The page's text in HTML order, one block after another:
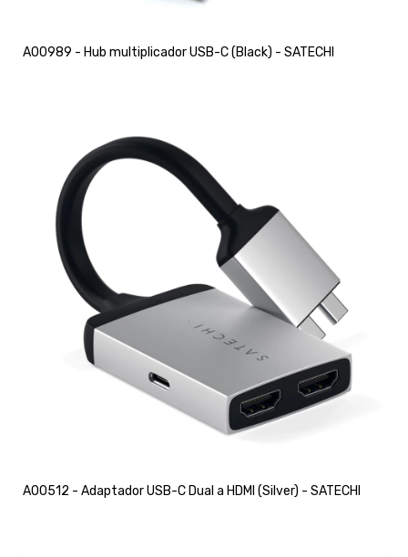
A00989 - Hub multiplicador USB-C (Black) - SATECHI
A00512 - Adaptador USB-C Dual a HDMI (Silver) - SATECHI